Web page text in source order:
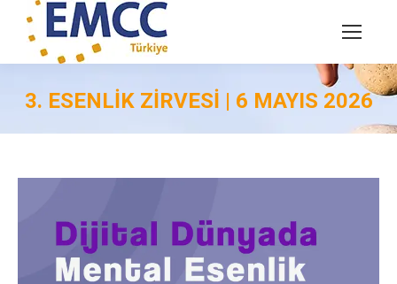
3. ESENLIK ZIRVESI | 6 MAYIS 2026